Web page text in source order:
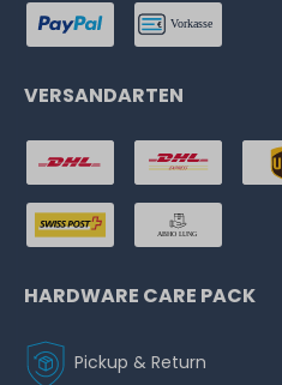
VERSANDARTEN
HARDWARE CARE PACK
Pickup & Return